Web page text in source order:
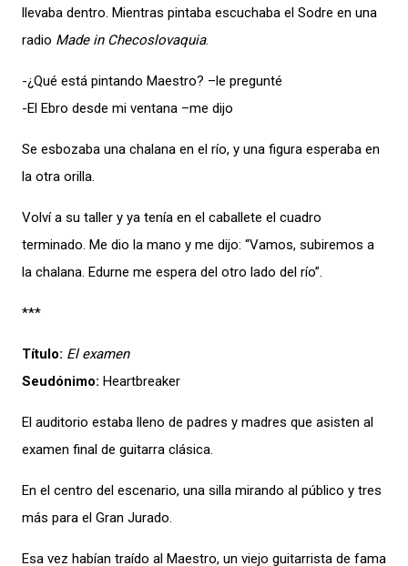
llevaba dentro. Mientras pintaba escuchaba el Sodre en una
radio Made in Checoslovaquia.
-¿Qué está pintando Maestro? –le pregunté
-El Ebro desde mi ventana –me dijo
Se esbozaba una chalana en el río, y una figura esperaba en
la otra orilla.
Volví a su taller y ya tenía en el caballete el cuadro
terminado. Me dio la mano y me dijo: “Vamos, subiremos a
la chalana. Edurne me espera del otro lado del río”.
***
Título: El examen
Seudónimo: Heartbreaker
El auditorio estaba lleno de padres y madres que asisten al
examen final de guitarra clásica.
En el centro del escenario, una silla mirando al público y tres
más para el Gran Jurado.
Esa vez habían traído al Maestro, un viejo guitarrista de fama